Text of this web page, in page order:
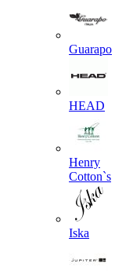
Guarapo
HEAD
Henry
Cotton`s
Iska